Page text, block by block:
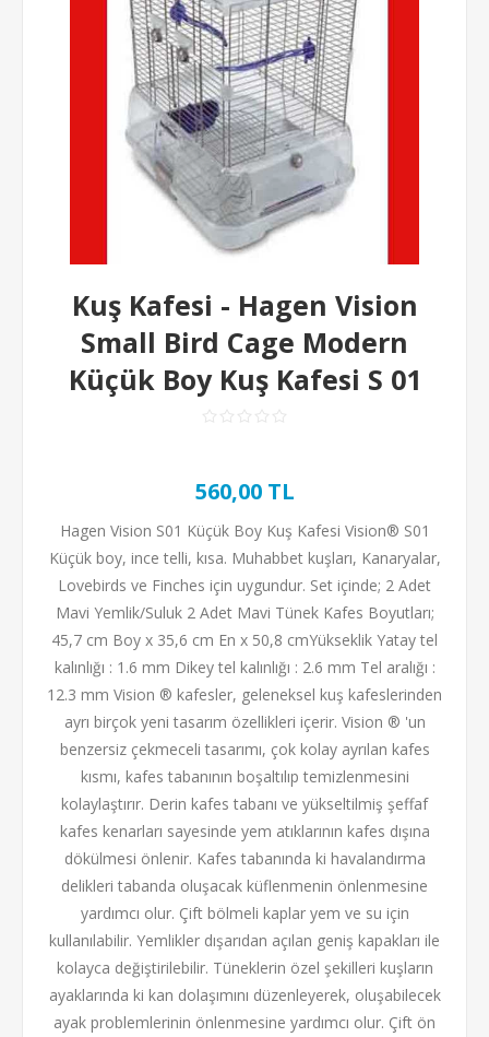
Kuş Kafesi - Hagen Vision
Small Bird Cage Modern
Küçük Boy Kuş Kafesi S 01
560,00 TL
Hagen Vision S01 Küçük Boy Kuş Kafesi Vision® S01
Küçük boy, ince telli, kısa. Muhabbet kuşları, Kanaryalar,
Lovebirds ve Finches için uygundur. Set içinde; 2 Adet
Mavi Yemlik/Suluk 2 Adet Mavi Tünek Kafes Boyutları;
45,7 cm Boy x 35,6 cm En x 50,8 cmYükseklik Yatay tel
kalınlığı : 1.6 mm Dikey tel kalınlığı : 2.6 mm Tel aralığı :
12.3 mm Vision ® kafesler, geleneksel kuş kafeslerinden
ayrı birçok yeni tasarım özellikleri içerir. Vision ® 'un
benzersiz çekmeceli tasarımı, çok kolay ayrılan kafes
kısmı, kafes tabanının boşaltılıp temizlenmesini
kolaylaştırır. Derin kafes tabanı ve yükseltilmiş şeffaf
kafes kenarları sayesinde yem atıklarının kafes dışına
dökülmesi önlenir. Kafes tabanında ki havalandırma
delikleri tabanda oluşacak küflenmenin önlenmesine
yardımcı olur. Çift bölmeli kaplar yem ve su için
kullanılabilir. Yemlikler dışarıdan açılan geniş kapakları ile
kolayca değiştirilebilir. Tüneklerin özel şekilleri kuşların
ayaklarında ki kan dolaşımını düzenleyerek, oluşabilecek
ayak problemlerinin önlenmesine yardımcı olur. Çift ön